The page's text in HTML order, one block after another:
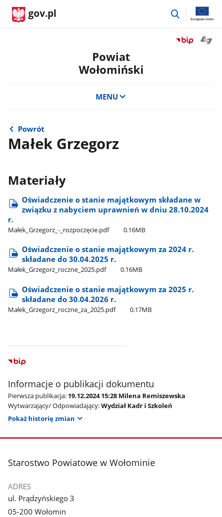
gov.pl
przejdź
Przejdź
Powiat
Wołomiński
MENU
Powrót
Małek Grzegorz
Materiały
Oświadczenie o stanie majątkowym składane w
związku z nabyciem uprawnień w dniu 28.10.2024
r.
Małek​_Grzegorz​_-​_rozpoczęcie.pdf 0.16MB
Oświadczenie o stanie majątkowym za 2024 r.
składane do 30.04.2025 r.
Małek​_Grzegorz​_roczne​_2025.pdf 0.16MB
Oświadczenie o stanie majątkowym za 2025 r.
składane do 30.04.2026 r.
Małek​_Grzegorz​_roczne​_za​_2025.pdf 0.17MB
Informacje o publikacji dokumentu
Pierwsza publikacja: 19.12.2024 15:28 Milena Remiszewska
Wytwarzający/ Odpowiadający:Wydział Kadr i Szkoleń
Pokaż historię zmian
stopka
Starostwo Powiatowe w Wołominie
ADRES
ul. Prądzyńskiego 3
05-200 Wołomin